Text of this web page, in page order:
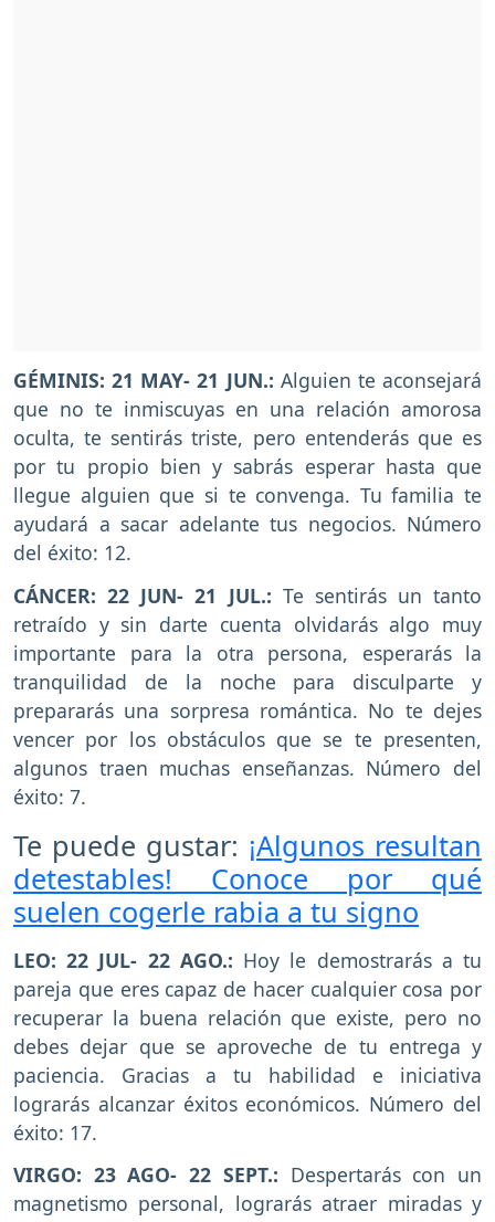
GÉMINIS: 21 MAY- 21 JUN.: Alguien te aconsejará
que no te inmiscuyas en una relación amorosa
oculta, te sentirás triste, pero entenderás que es
por tu propio bien y sabrás esperar hasta que
llegue alguien que si te convenga. Tu familia te
ayudará a sacar adelante tus negocios. Número
del éxito: 12.
CÁNCER: 22 JUN- 21 JUL.: Te sentirás un tanto
retraído y sin darte cuenta olvidarás algo muy
importante para la otra persona, esperarás la
tranquilidad de la noche para disculparte y
prepararás una sorpresa romántica. No te dejes
vencer por los obstáculos que se te presenten,
algunos traen muchas enseñanzas. Número del
éxito: 7.
Te puede gustar: ¡Algunos resultan
detestables! Conoce por qué
suelen cogerle rabia a tu signo
LEO: 22 JUL- 22 AGO.: Hoy le demostrarás a tu
pareja que eres capaz de hacer cualquier cosa por
recuperar la buena relación que existe, pero no
debes dejar que se aproveche de tu entrega y
paciencia. Gracias a tu habilidad e iniciativa
lograrás alcanzar éxitos económicos. Número del
éxito: 17.
VIRGO: 23 AGO- 22 SEPT.: Despertarás con un
magnetismo personal, lograrás atraer miradas y